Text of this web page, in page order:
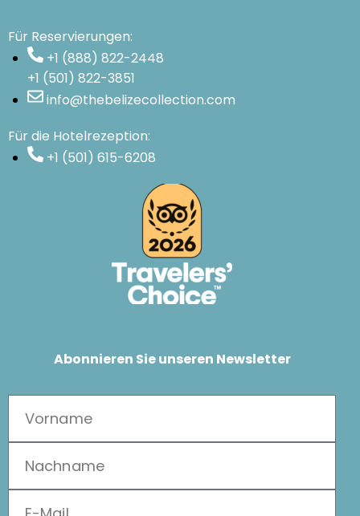
Für Reservierungen:
+1 (888) 822-2448
+1 (501) 822-3851
info@thebelizecollection.com
Für die Hotelrezeption:
+1 (501) 615-6208
Abonnieren Sie unseren Newsletter